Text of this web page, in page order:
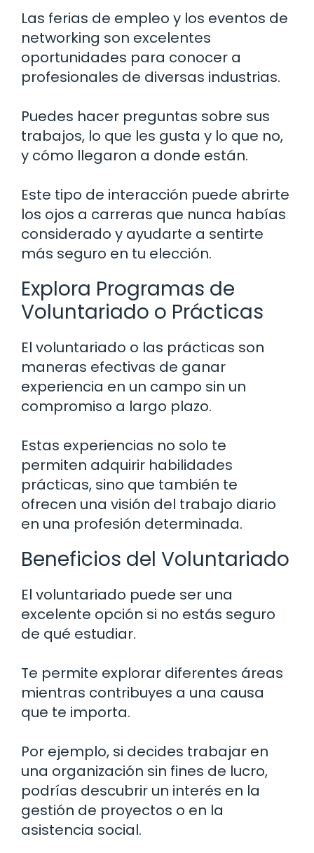
Las ferias de empleo y los eventos de
networking son excelentes
oportunidades para conocer a
profesionales de diversas industrias.
Puedes hacer preguntas sobre sus
trabajos, lo que les gusta y lo que no,
y cómo llegaron a donde están.
Este tipo de interacción puede abrirte
los ojos a carreras que nunca habías
considerado y ayudarte a sentirte
más seguro en tu elección.
Explora Programas de
Voluntariado o Prácticas
El voluntariado o las prácticas son
maneras efectivas de ganar
experiencia en un campo sin un
compromiso a largo plazo.
Estas experiencias no solo te
permiten adquirir habilidades
prácticas, sino que también te
ofrecen una visión del trabajo diario
en una profesión determinada.
Beneficios del Voluntariado
El voluntariado puede ser una
excelente opción si no estás seguro
de qué estudiar.
Te permite explorar diferentes áreas
mientras contribuyes a una causa
que te importa.
Por ejemplo, si decides trabajar en
una organización sin fines de lucro,
podrías descubrir un interés en la
gestión de proyectos o en la
asistencia social.